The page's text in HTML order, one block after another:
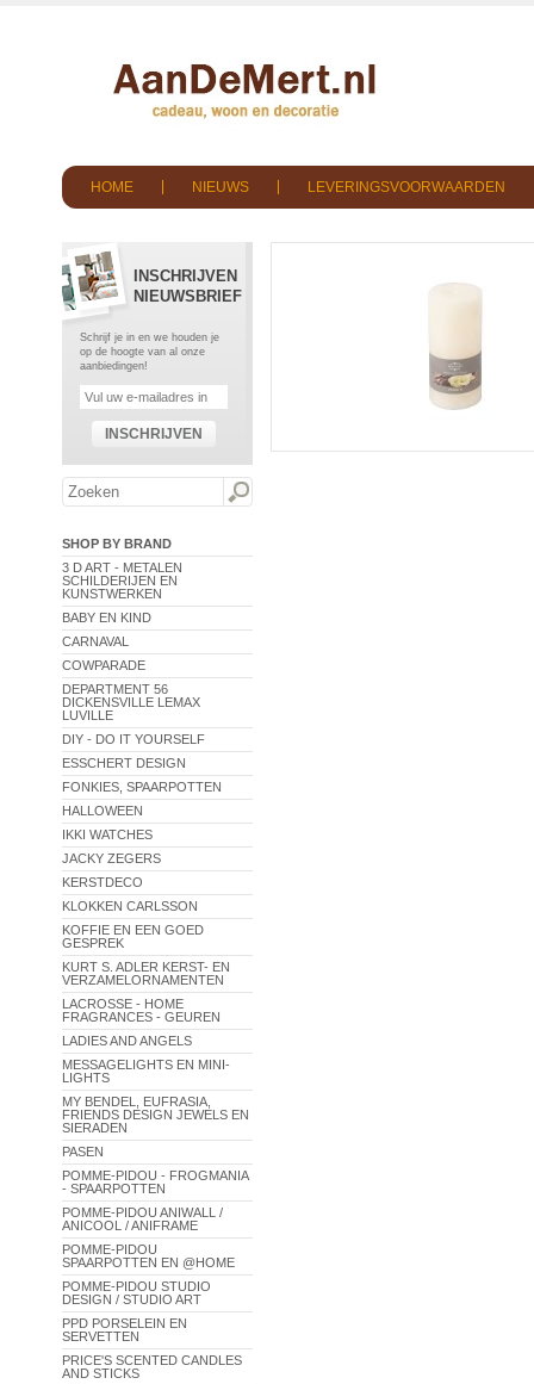
HOME NIEUWS LEVERINGSVOORWAARDEN
INSCHRIJVEN
NIEUWSBRIEF
Schrijf je in en we houden je
op de hoogte van al onze
aanbiedingen!
INSCHRIJVEN
SHOP BY BRAND
3 D ART - METALEN
SCHILDERIJEN EN
KUNSTWERKEN
BABY EN KIND
CARNAVAL
COWPARADE
DEPARTMENT 56
DICKENSVILLE LEMAX
LUVILLE
DIY - DO IT YOURSELF
ESSCHERT DESIGN
FONKIES, SPAARPOTTEN
HALLOWEEN
IKKI WATCHES
JACKY ZEGERS
KERSTDECO
KLOKKEN CARLSSON
KOFFIE EN EEN GOED
GESPREK
KURT S. ADLER KERST- EN
VERZAMELORNAMENTEN
LACROSSE - HOME
FRAGRANCES - GEUREN
LADIES AND ANGELS
MESSAGELIGHTS EN MINI-
LIGHTS
MY BENDEL, EUFRASIA,
FRIENDS DESIGN JEWELS EN
SIERADEN
PASEN
POMME-PIDOU - FROGMANIA
- SPAARPOTTEN
POMME-PIDOU ANIWALL /
ANICOOL / ANIFRAME
POMME-PIDOU
SPAARPOTTEN EN @HOME
POMME-PIDOU STUDIO
DESIGN / STUDIO ART
PPD PORSELEIN EN
SERVETTEN
PRICE'S SCENTED CANDLES
AND STICKS